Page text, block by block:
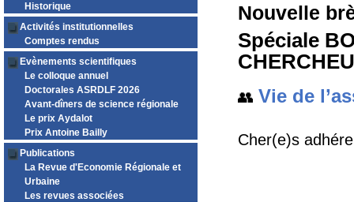
Historique
Activités institutionnelles
Comptes rendus
Evènements scientifiques
Le colloque annuel
Doctorales ASRDLF 2026
Avant-dîners de science régionale
Le prix Aydalot
Prix Antoine Bailly
Publications
La Revue d'Economie Régionale et
Urbaine
Les revues associées
Nouvelle
Spéciale
👥 Vie de
Cher(e)s